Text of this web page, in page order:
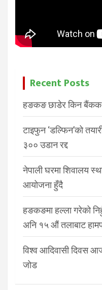
Recent Posts
हङकङ छाडेर किन बैंकक
टाइफुन ‘डल्फिन’को
३०० उडान रद्द
नेपाली घरमा शिवालय
आयोजना हुँदै
हङकङमा हल्ला गरेको
अनि १५ औं तलाबाट
विश्व आदिवासी दिवस
जोड